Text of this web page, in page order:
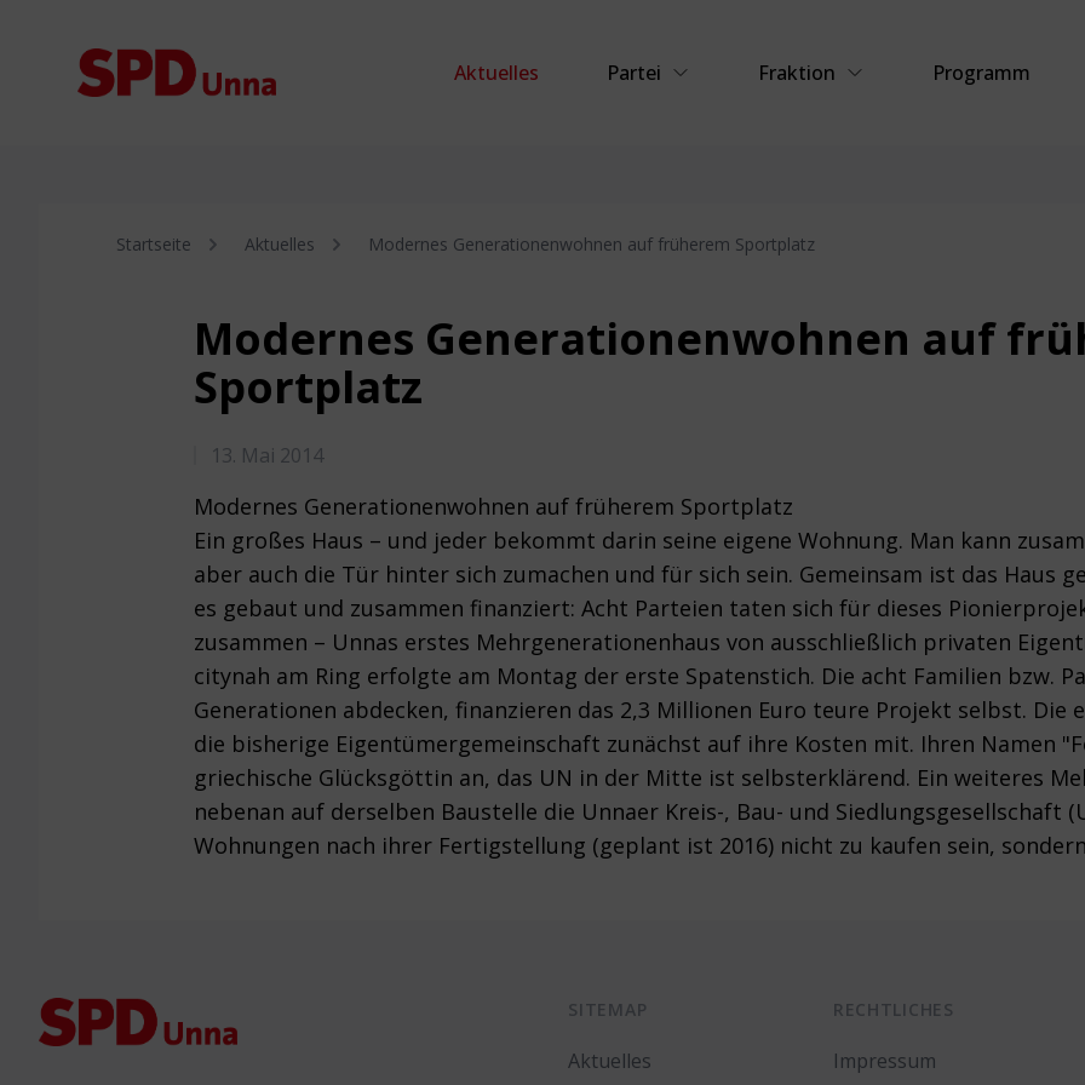
Aktuelles Partei Fraktion Programm
Startseite Aktuelles Modernes Generationenwohnen auf früherem Sportplatz
Modernes Generationenwohnen auf
Sportplatz
13. Mai 2014
Modernes Generationenwohnen auf früherem Sportplatz
Ein großes Haus – und jeder bekommt darin seine eigene Wohnung. Man kann
aber auch die Tür hinter sich zumachen und für sich sein. Gemeinsam ist das Haus
es gebaut und zusammen finanziert: Acht Parteien taten sich für dieses
zusammen – Unnas erstes Mehrgenerationenhaus von ausschließlich privaten
citynah am Ring erfolgte am Montag der erste Spatenstich. Die acht Familien bzw.
Generationen abdecken, finanzieren das 2,3 Millionen Euro teure Projekt selbst. Die
die bisherige Eigentümergemeinschaft zunächst auf ihre Kosten mit. Ihren Namen
griechische Glücksgöttin an, das UN in der Mitte ist selbsterklärend. Ein weiteres
nebenan auf derselben Baustelle die Unnaer Kreis-, Bau- und Siedlungsgesellschaft
Wohnungen nach ihrer Fertigstellung (geplant ist 2016) nicht zu kaufen sein,
SITEMAP
Aktuelles
RECHTLICHES
Impressum